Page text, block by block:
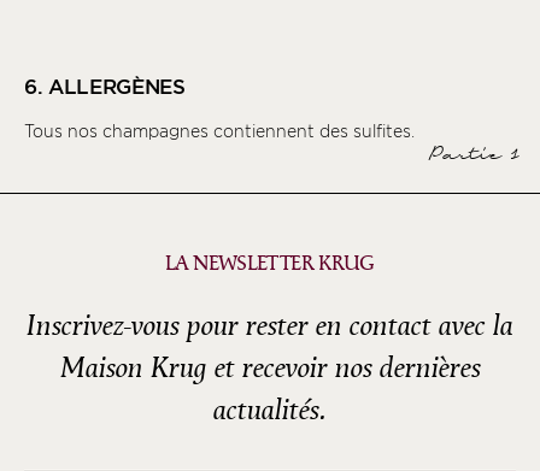
6. ALLERGÈNES
Tous nos champagnes contiennent des sulfites.
Partie 1
LA NEWSLETTER KRUG
Inscrivez-vous pour rester en contact avec la
Maison Krug et recevoir nos dernières
actualités.